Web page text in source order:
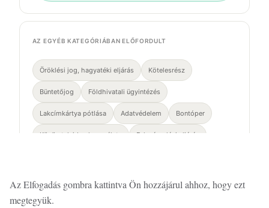
AZ EGYÉB KATEGÓRIÁBAN ELŐFORDULT
Öröklési jog, hagyatéki eljárás Kötelesrész
Büntetőjog Földhivatali ügyintézés
Lakcímkártya pótlása Adatvédelem Bontóper
Közös tulajdon használata Felszámolási eljárás
Személyes ügyfélfogadás minden pénteken 15:00–17:00, Blaha Lujza tér ·
Az Elfogadás gombra kattintva Ön hozzájárul ahhoz, hogy ezt
megtegyük.